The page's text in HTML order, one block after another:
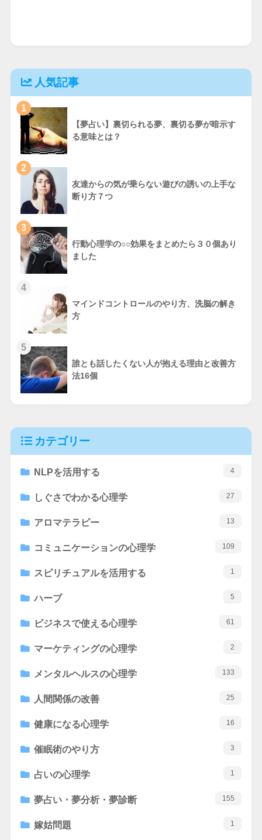
人気記事
1
【夢占い】裏切られる夢、裏切る夢が暗示す
る意味とは？
2
友達からの気が乗らない遊びの誘いの上手な
断り方７つ
3
行動心理学の○○効果をまとめたら３０個あり
ました
4
マインドコントロールのやり方、洗脳の解き
方
5
誰とも話したくない人が抱える理由と改善方
法16個
カテゴリー
NLPを活用する 4
しぐさでわかる心理学 27
アロマテラピー 13
コミュニケーションの心理学 109
スピリチュアルを活用する 1
ハーブ 5
ビジネスで使える心理学 61
マーケティングの心理学 2
メンタルヘルスの心理学 133
人間関係の改善 25
健康になる心理学 16
催眠術のやり方 3
占いの心理学 1
夢占い・夢分析・夢診断 155
嫁姑問題 1